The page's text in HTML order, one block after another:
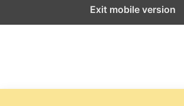
Exit mobile version